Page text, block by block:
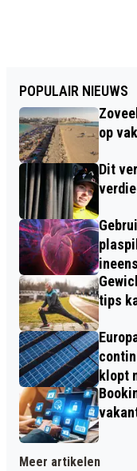
POPULAIR NIEUWS
op
Dit
tips
klopt
Meer artikelen